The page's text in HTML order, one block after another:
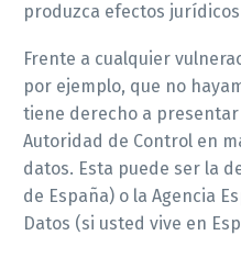
produzca efectos
Frente a cualquier
por ejemplo, que no
tiene derecho a
Autoridad de Control en
datos. Esta puede ser la
de España) o la Agencia
Datos (si usted vive en